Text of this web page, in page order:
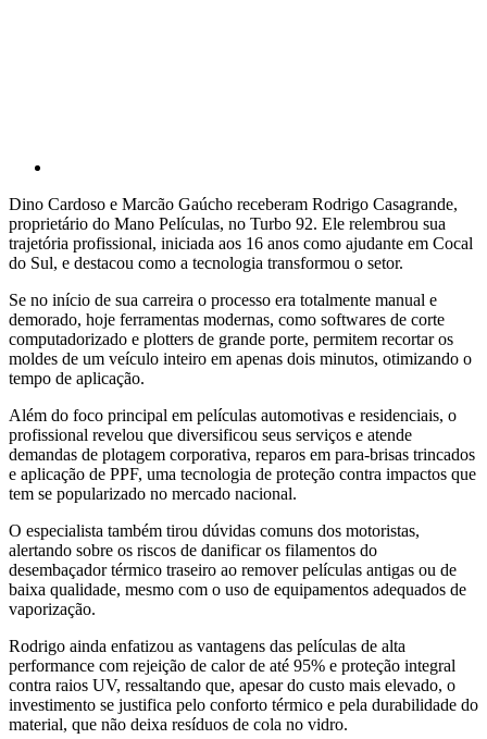
Dino Cardoso e Marcão Gaúcho receberam Rodrigo Casagrande,
proprietário do Mano Películas, no Turbo 92. Ele relembrou sua
trajetória profissional, iniciada aos 16 anos como ajudante em Cocal
do Sul, e destacou como a tecnologia transformou o setor.
Se no início de sua carreira o processo era totalmente manual e
demorado, hoje ferramentas modernas, como softwares de corte
computadorizado e plotters de grande porte, permitem recortar os
moldes de um veículo inteiro em apenas dois minutos, otimizando o
tempo de aplicação.
Além do foco principal em películas automotivas e residenciais, o
profissional revelou que diversificou seus serviços e atende
demandas de plotagem corporativa, reparos em para-brisas trincados
e aplicação de PPF, uma tecnologia de proteção contra impactos que
tem se popularizado no mercado nacional.
O especialista também tirou dúvidas comuns dos motoristas,
alertando sobre os riscos de danificar os filamentos do
desembaçador térmico traseiro ao remover películas antigas ou de
baixa qualidade, mesmo com o uso de equipamentos adequados de
vaporização.
Rodrigo ainda enfatizou as vantagens das películas de alta
performance com rejeição de calor de até 95% e proteção integral
contra raios UV, ressaltando que, apesar do custo mais elevado, o
investimento se justifica pelo conforto térmico e pela durabilidade do
material, que não deixa resíduos de cola no vidro.